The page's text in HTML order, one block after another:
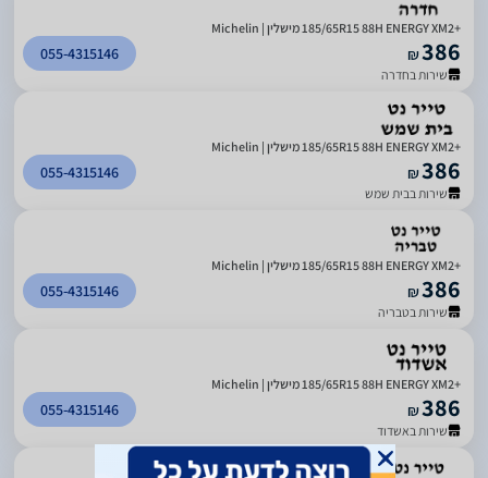
185/65R15 88H ENERGY XM2+‎ מישלין | Michelin
₪386
שירות בחדרה
055-4315146
185/65R15 88H ENERGY XM2+‎ מישלין | Michelin
₪386
שירות בבית שמש
055-4315146
185/65R15 88H ENERGY XM2+‎ מישלין | Michelin
₪386
שירות בטבריה
055-4315146
185/65R15 88H ENERGY XM2+‎ מישלין | Michelin
₪386
שירות באשדוד
055-4315146